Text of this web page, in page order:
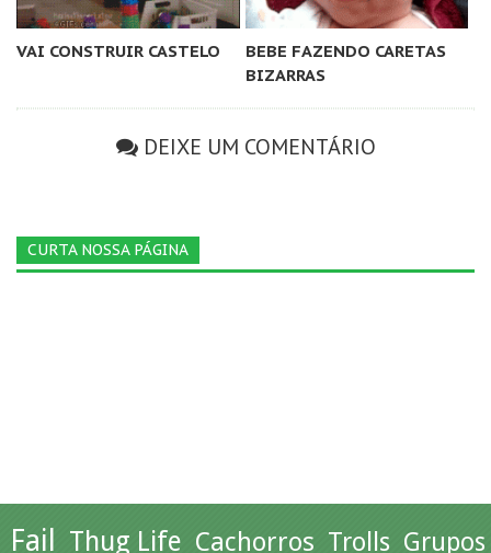
VAI CONSTRUIR CASTELO
BEBE FAZENDO CARETAS
BIZARRAS
DEIXE UM COMENTÁRIO
CURTA NOSSA PÁGINA
Fail Thug Life Cachorros Trolls Grupos